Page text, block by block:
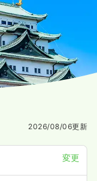
2026/08/06更新
変更